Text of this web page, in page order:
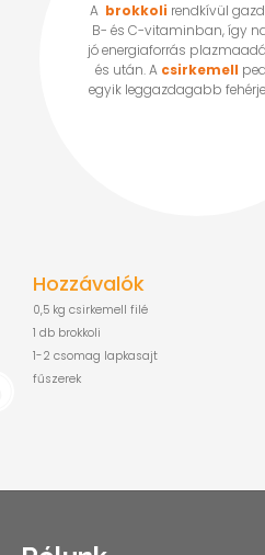
Hozzávalók
0,5 kg csirkemell filé
1 db brokkoli
1-2 csomag lapkasajt
fűszerek
A brokkoli rendkívül
B- és C-vitaminban, így
jó energiaforrás
és után. A csirkemell
egyik leggazdagabb